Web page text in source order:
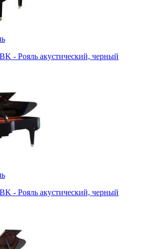
- Рояль акустический, черный
- Рояль акустический, черный